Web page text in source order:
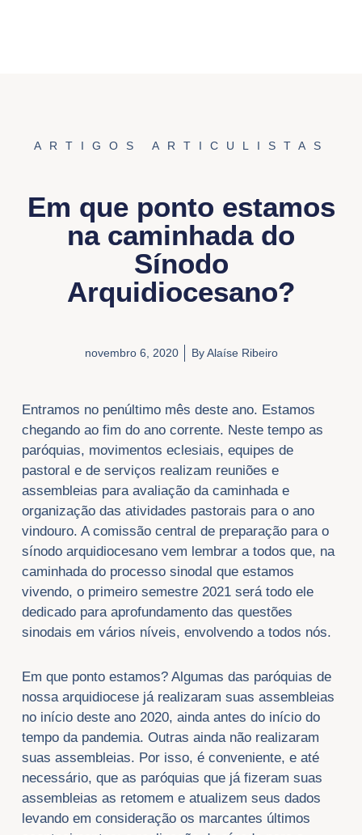
ARTIGOS ARTICULISTAS
Em que ponto estamos
na caminhada do
Sínodo
Arquidiocesano?
novembro 6, 2020 ByAlaíse Ribeiro
Entramos no penúltimo mês deste ano. Estamos
chegando ao fim do ano corrente. Neste tempo as
paróquias, movimentos eclesiais, equipes de
pastoral e de serviços realizam reuniões e
assembleias para avaliação da caminhada e
organização das atividades pastorais para o ano
vindouro. A comissão central de preparação para o
sínodo arquidiocesano vem lembrar a todos que, na
caminhada do processo sinodal que estamos
vivendo, o primeiro semestre 2021 será todo ele
dedicado para aprofundamento das questões
sinodais em vários níveis, envolvendo a todos nós.
Em que ponto estamos? Algumas das paróquias de
nossa arquidiocese já realizaram suas assembleias
no início deste ano 2020, ainda antes do início do
tempo da pandemia. Outras ainda não realizaram
suas assembleias. Por isso, é conveniente, e até
necessário, que as paróquias que já fizeram suas
assembleias as retomem e atualizem seus dados
levando em consideração os marcantes últimos